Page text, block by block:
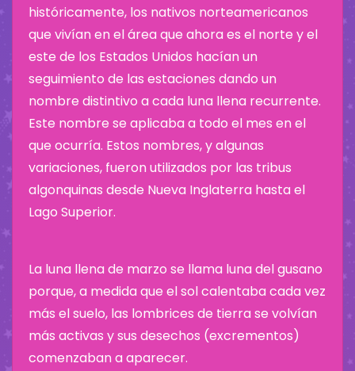
históricamente, los nativos norteamericanos
que vivían en el área que ahora es el norte y el
este de los Estados Unidos hacían un
seguimiento de las estaciones dando un
nombre distintivo a cada luna llena recurrente.
Este nombre se aplicaba a todo el mes en el
que ocurría. Estos nombres, y algunas
variaciones, fueron utilizados por las tribus
algonquinas desde Nueva Inglaterra hasta el
Lago Superior.
La luna llena de marzo se llama luna del gusano
porque, a medida que el sol calentaba cada vez
más el suelo, las lombrices de tierra se volvían
más activas y sus desechos (excrementos)
comenzaban a aparecer.